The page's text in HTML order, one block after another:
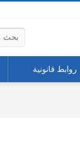
البحث عن:
روابط قانونية